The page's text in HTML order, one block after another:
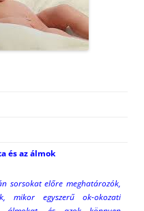
és az álmok
sorsokat előre meghatározók,
mikor egyszerű ok-okozati